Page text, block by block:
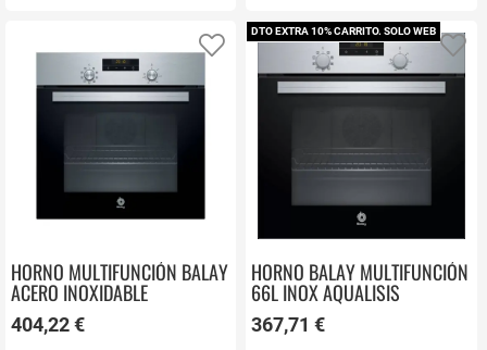
Añadir a favoritos
HORNO MULTIFUNCIÓN BALAY
ACERO INOXIDABLE
3HB2031X0
404,22 €
DTO EXTRA 10% CARRITO. SOLO WEB
HORNO BALAY MULTIFUNCIÓN
66L INOX AQUALISIS
3HB2030X0
367,71 €